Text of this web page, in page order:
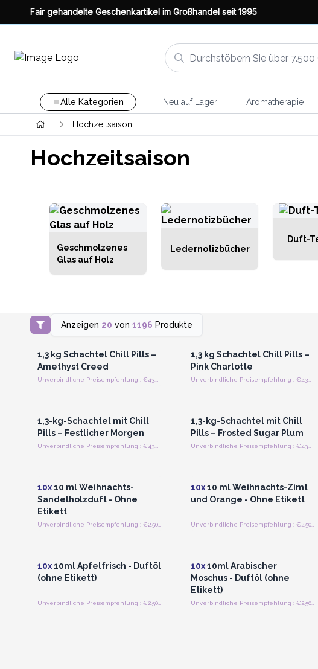
Fair gehandelte Geschenkartikel im Großhandel seit 1995
Alle Kategorien Neu auf Lager Aromatherapie
Hochzeitsaison
Hochzeitsaison
Geschmolzenes
Glas auf Holz
Ledernotizbücher
Duft-
Anzeigen 20 von 1196 Produkte
Anmelden oder Registrieren
für Großhandelspreise
1,3 kg Schachtel Chill Pills –
Amethyst Creed
1,3 kg Schachtel Chill Pills –
Pink Charlotte
1,3-kg-Schachtel mit Chill
Pills – Festlicher Morgen
1,3-kg-Schachtel mit Chill
Pills – Frosted Sugar Plum
10x10 ml Weihnachts-
Sandelholzduft - Ohne
Etikett
10x10 ml Weihnachts-Zimt
und Orange - Ohne Etikett
Unverbindliche Preisempfehlung : €2.50/Stück
10x10ml Apfelfrisch - Duftöl
(ohne Etikett)
10x10ml Arabischer
Moschus - Duftöl (ohne
Etikett)
Unverbindliche Preisempfehlung : €2.50/Flasche